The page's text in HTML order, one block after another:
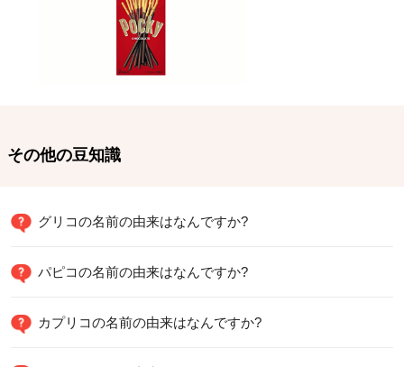
その他の豆知識
グリコの名前の由来はなんですか?
パピコの名前の由来はなんですか?
カプリコの名前の由来はなんですか?